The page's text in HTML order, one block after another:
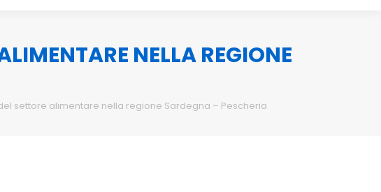
NELLA REGIONE
settore alimentare nella regione Sardegna – Pescheria